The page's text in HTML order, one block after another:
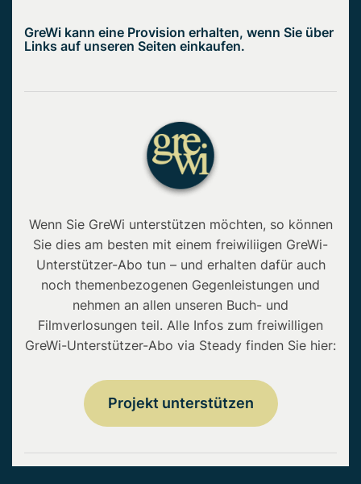
GreWi kann eine Provision erhalten, wenn Sie über
Links auf unseren Seiten einkaufen.
Wenn Sie GreWi unterstützen möchten, so können
Sie dies am besten mit einem freiwiliigen GreWi-
Unterstützer-Abo tun – und erhalten dafür auch
noch themenbezogenen Gegenleistungen und
nehmen an allen unseren Buch- und
Filmverlosungen teil. Alle Infos zum freiwilligen
GreWi-Unterstützer-Abo via Steady finden Sie hier:
Projekt unterstützen